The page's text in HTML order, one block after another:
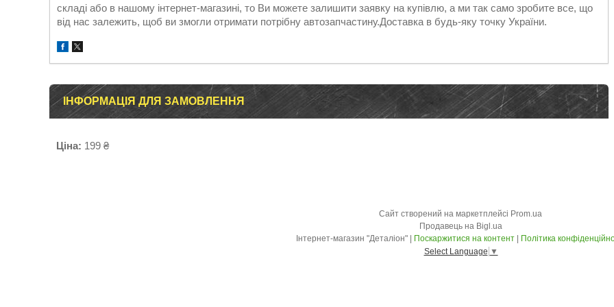
складі або в нашому інтернет-магазині, то Ви можете залишити заявку на купівлю, а ми так само зробите все, що
від нас залежить, щоб ви змогли отримати потрібну автозапчастину.Доставка в будь-яку точку України.
ІНФОРМАЦІЯ ДЛЯ ЗАМОВЛЕННЯ
Ціна: 199 ₴
Сайт створений на маркетплейсі Prom.ua
Продавець на Bigl.ua
Поскаржитися на контент
Політика
Select Language ▼